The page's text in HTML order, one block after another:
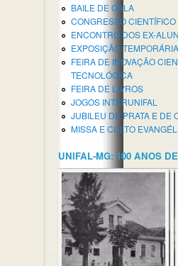
BAILE DE GALA
CONGRESSO CIENTÍFICO
ENCONTRO DOS EX-
EXPOSIÇÃO TEMPORÁRIA
FEIRA DE INOVAÇÃO
TECNOLÓGICA
FEIRA DE LIVROS
JOGOS INTERUNIFAL
JUBILEU DE PRATA E DE
MISSA E CULTO
UNIFAL-MG: 100 ANOS